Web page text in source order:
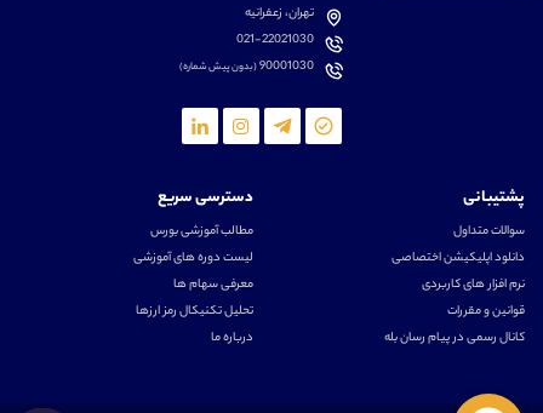
تهران، زعفرانیه
021-22021030
90001030(بدون پیش شماره)
پشتیبانی
سوالات متداول
دانلود اپلیکیشن اختصاصی
نرم افزار های کاربردی
قوانین و مقررات
کانال رسمی در پیام رسان بله
دسترسی سریع
مطالب آموزشی بورس
لیست دوره های آموزشی
معرفی سهام ها
تحلیل تکنیکال رمز ارزها
درباره ما